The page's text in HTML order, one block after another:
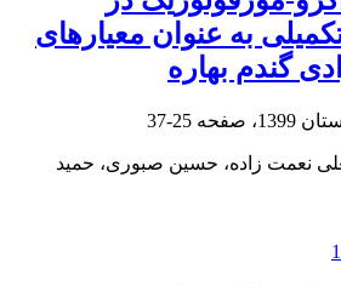
به عنوان معیارهای
گندم بهاره
25-37
نعمت زاده، حسین صبوری، حمید